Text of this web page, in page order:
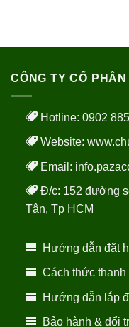
CÔNG TY CỔ
Hotline: 0902
Website:
Email:
Đ/c: 152 đường
Tân, Tp HCM
Hướng dẫn đặt
Cách thức thanh
Hướng dẫn lắp
Bảo hành & đổi